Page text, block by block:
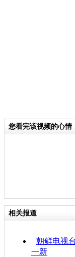
您看完该视频的心情
相关报道
朝鲜电视
一新